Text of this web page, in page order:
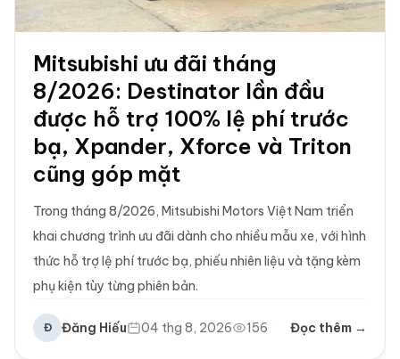
Mitsubishi ưu đãi tháng
8/2026: Destinator lần đầu
được hỗ trợ 100% lệ phí trước
bạ, Xpander, Xforce và Triton
cũng góp mặt
Trong tháng 8/2026, Mitsubishi Motors Việt Nam triển
khai chương trình ưu đãi dành cho nhiều mẫu xe, với hình
thức hỗ trợ lệ phí trước bạ, phiếu nhiên liệu và tặng kèm
phụ kiện tùy từng phiên bản.
Đ Đăng Hiếu 04 thg 8, 2026 156 Đọc thêm →